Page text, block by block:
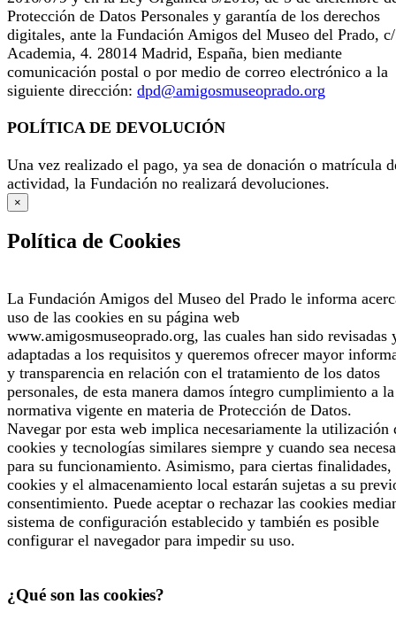
Protección de Datos Personales y garantía de los derechos
digitales, ante la Fundación Amigos del Museo del Prado,
Academia, 4. 28014 Madrid, España, bien mediante
comunicación postal o por medio de correo electrónico a la
siguiente dirección: dpd@amigosmuseoprado.org
POLÍTICA DE DEVOLUCIÓN
Una vez realizado el pago, ya sea de donación o matrícula
actividad, la Fundación no realizará devoluciones.
×
Política de Cookies
La Fundación Amigos del Museo del Prado le informa
uso de las cookies en su página web
www.amigosmuseoprado.org, las cuales han sido revisadas
adaptadas a los requisitos y queremos ofrecer mayor
y transparencia en relación con el tratamiento de los datos
personales, de esta manera damos íntegro cumplimiento a la
normativa vigente en materia de Protección de Datos.
Navegar por esta web implica necesariamente la utilización
cookies y tecnologías similares siempre y cuando sea
para su funcionamiento. Asimismo, para ciertas finalidades,
cookies y el almacenamiento local estarán sujetas a su
consentimiento. Puede aceptar o rechazar las cookies
sistema de configuración establecido y también es posible
configurar el navegador para impedir su uso.
¿Qué son las cookies?